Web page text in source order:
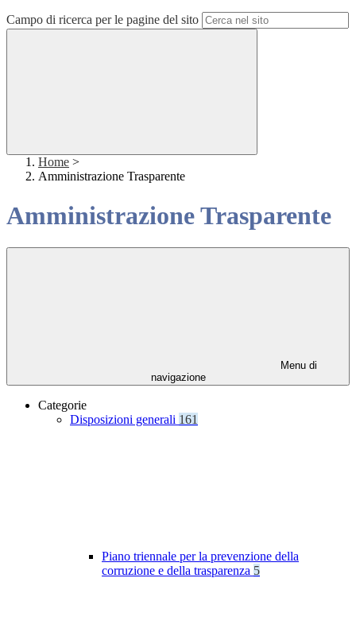
Campo di ricerca per le pagine del sito
Home >
Amministrazione Trasparente
Amministrazione Trasparente
Menu di
navigazione
Categorie
Disposizioni generali 161
Piano triennale per la prevenzione della
corruzione e della trasparenza 5